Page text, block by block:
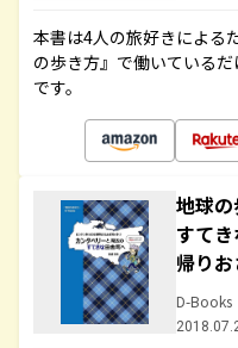
本書は4人の旅好きによる
の歩き方』で働いている
です。
地球
すて
帰り
D-Books